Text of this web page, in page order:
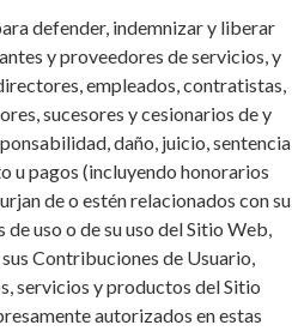
defender, indemnizar y liberar
y proveedores de servicios, y
empleados, contratistas,
sucesores y cesionarios de y
daño, juicio, sentencia
u pagos (incluyendo honorarios
de o estén relacionados con su
uso o de su uso del Sitio Web,
Contribuciones de Usuario,
servicios y productos del Sitio
autorizados en estas